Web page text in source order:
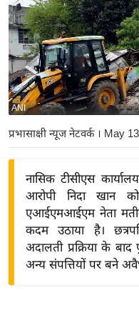
अं
त
र्रा
ष्ट्री
य
बि
ज़
ने
द्यो
ANI
प्रभासाक्षी न्यूज नेटवर्क। May
नासिक टीसीएस
आरोपी निदा
एआईएमआईएम नेता
कदम उठाया है।
अदालती प्रक्रिया के
अन्य संपत्तियों पर बने